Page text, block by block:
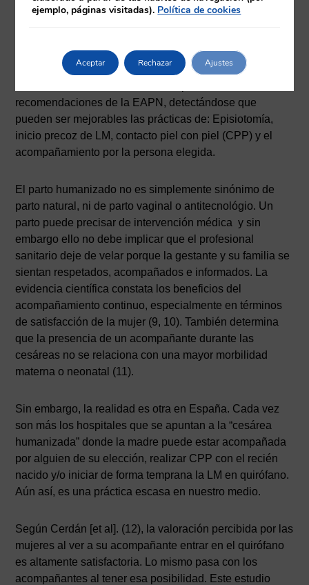
la alta calidad de los cuidados prestados por la matrona.
son su apoyo continuo y favorecer el contacto inmediato
con el recién nacido. En conclusión, este estudio se
recomendaciones de la EAPN, detectándose que
pueden ser mejorables las prácticas de: Episiotomía,
inicio precoz de LM, contacto piel con piel (CPP) y el
acompañamiento por la persona elegida.
El parto humanizado no es simplemente sinónimo de
parto natural, ni de parto vaginal o antitecnológio. Un
parto puede precisar de intervención médica y sin
embargo ello no debe implicar que el profesional
sanitario deje de velar porque la gestante y su familia se
sientan respetados, acompañados e informados. La
evidencia científica constata los beneficios del
acompañamiento continuo, especialmente en términos
de satisfacción de la mujer (9, 10). También determina
que la presencia de un acompañante durante las
cesáreas no se relaciona con una mayor morbilidad
materna o neonatal (11).
Sin embargo, la realidad es otra en España. Cada vez
son más los hospitales que se apuntan a la “cesárea
humanizada” donde la madre puede estar acompañada
por alguien de su elección, realizar CPP con el recién
nacido y/o iniciar de forma temprana la LM en quirófano.
Aún así, es una práctica escasa en nuestro medio.
Según Cerdán [et al]. (12), la valoración percibida por las
mujeres al ver a su acompañante entrar en el quirófano
es altamente satisfactoria. Lo mismo pasa con los
acompañantes al tener esa posibilidad. Este estudio
ejemplo, páginas visitadas). Política de cookies
Aceptar Rechazar Ajustes